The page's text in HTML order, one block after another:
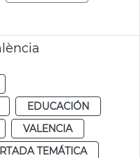
EDUCACIÓN
VALENCIA
TEMÁTICA